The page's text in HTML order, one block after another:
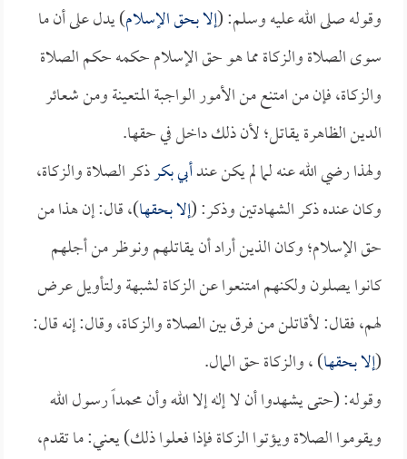
وقوله صلى الله عليه وسلم: (إلا بحق الإسلام) يدل على أن ما
سوى الصلاة والزكاة مما هو حق الإسلام حكمه حكم الصلاة
والزكاة، فإن من امتنع من الأمور الواجبة المتعينة ومن شعائر
الدين الظاهرة يقاتل؛ لأن ذلك داخل في حقها.
ولهذا رضي الله عنه لما لم يكن عندأبي بكرذكر الصلاة والزكاة،
وكان عنده ذكر الشهادتين وذكر: (إلا بحقها)، قال: إن هذا من
حق الإسلام؛ وكان الذين أراد أن يقاتلهم ونوظر من أجلهم
كانوا يصلون ولكنهم امتنعوا عن الزكاة لشبهة ولتأويل عرض
لهم، فقال: لأقاتلن من فرق بين الصلاة والزكاة، وقال: إنه قال:
(إلا بحقها) ، والزكاة حق المال.
وقوله: (حتى يشهدوا أن لا إله إلا الله وأن محمداً رسول الله
ويقوموا الصلاة ويؤتوا الزكاة فإذا فعلوا ذلك) يعني: ما تقدم،